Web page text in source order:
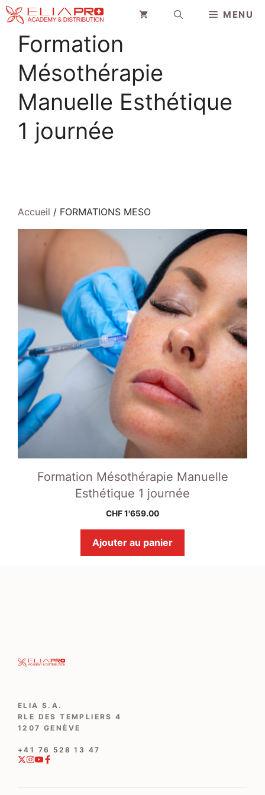
Aller
au
contenu
MENU
Formation
Mésothérapie
Manuelle Esthétique
1 journée
Accueil / FORMATIONS MESO
Formation Mésothérapie Manuelle
Esthétique 1 journée
CHF1'659.00
Ajouter au panier
ELIA S.A.
RLE DES TEMPLIERS 4
1207 GENÈVE
‭+41 76 528 13 47‬